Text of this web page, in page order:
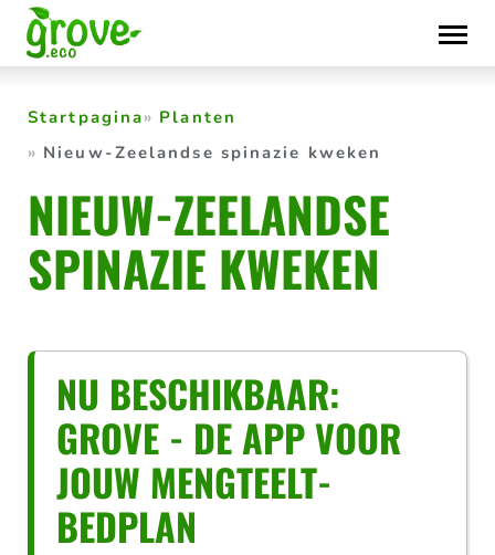
Skip
to
content
Startpagina
Planten
Nieuw-Zeelandse spinazie kweken
NIEUW-ZEELANDSE
SPINAZIE KWEKEN
NU BESCHIKBAAR:
GROVE - DE APP VOOR
JOUW MENGTEELT-
BEDPLAN